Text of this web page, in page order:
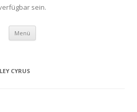
sein.
Menü Zum
springen
CYRUS